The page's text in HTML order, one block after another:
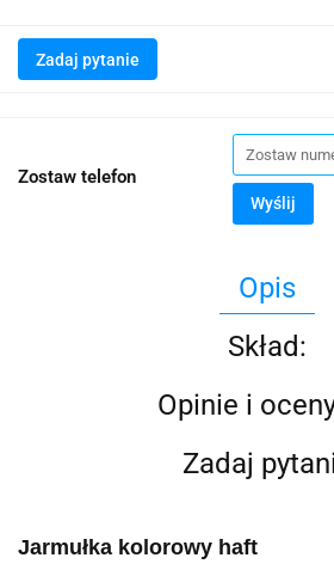
Zadaj pytanie
Zostaw telefon
Wyślij
Opis
Skład:
Opinie i
Zadaj
Jarmułka kolorowy haft